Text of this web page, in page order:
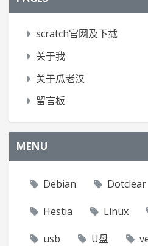
scratch官网及下载
关于我
关于瓜老汉
留言板
MENU
Debian Dotclear
Hestia Linux
usb U盘